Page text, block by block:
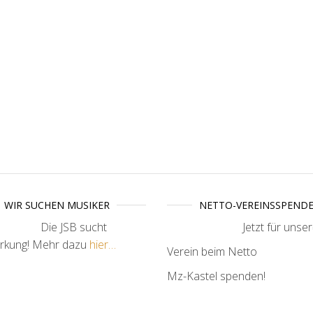
WIR SUCHEN MUSIKER
Die JSB sucht
Mehr dazu hier…
NETTO-VEREINSSPENDE
Jetzt für
Verein beim Netto
Mz-Kastel spenden!